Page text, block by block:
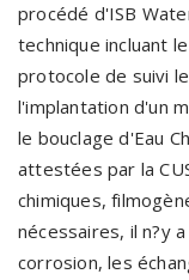
procédé d'ISB
technique incluant
protocole de suivi
l'implantation d'un
le bouclage d'Eau
attestées par la
chimiques,
nécessaires, il n?y
corrosion, les